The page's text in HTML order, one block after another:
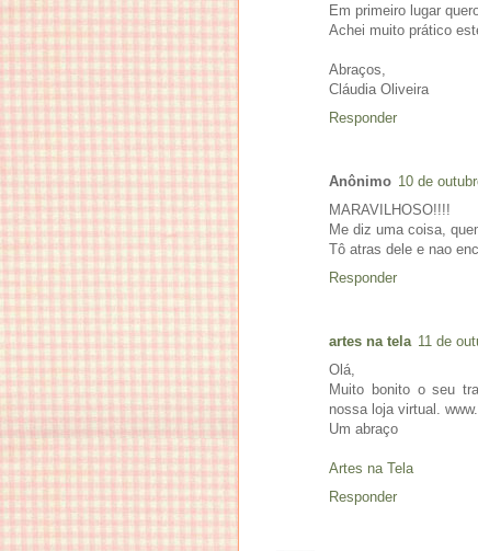
Em primeiro lugar
Achei muito prático
Abraços,
Cláudia Oliveira
Responder
Anônimo 10 de
MARAVILHOSO!!!!
Me diz uma coisa,
Tô atras dele e nao
Responder
artes na tela 11 de
Olá,
Muito bonito o seu
nossa loja virtual.
Um abraço
Artes na Tela
Responder